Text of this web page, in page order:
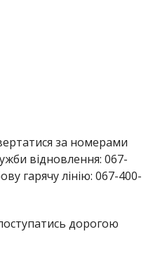
за номерами
відновлення: 067-
гарячу лінію: 067-400-
дорогою